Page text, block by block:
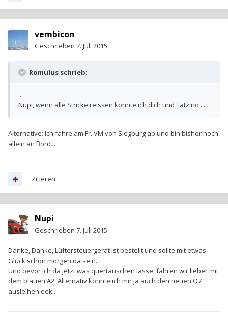
vembicon
Geschrieben 7. Juli 2015
Romulus schrieb:
...
Nupi, wenn alle Stricke reissen könnte ich dich und Tatzino ...
Alternative: Ich fahre am Fr. VM von Siegburg ab und bin bisher noch
allein an Bord...
Zitieren
Nupi
Geschrieben 7. Juli 2015
Danke, Danke, Lüftersteuergerät ist bestellt und sollte mit etwas
Glück schon morgen da sein.
Und bevor ich da jetzt was quertauschen lasse, fahren wir lieber mit
dem blauen A2. Alternativ könnte ich mir ja auch den neuen Q7
ausleihen:eek:.